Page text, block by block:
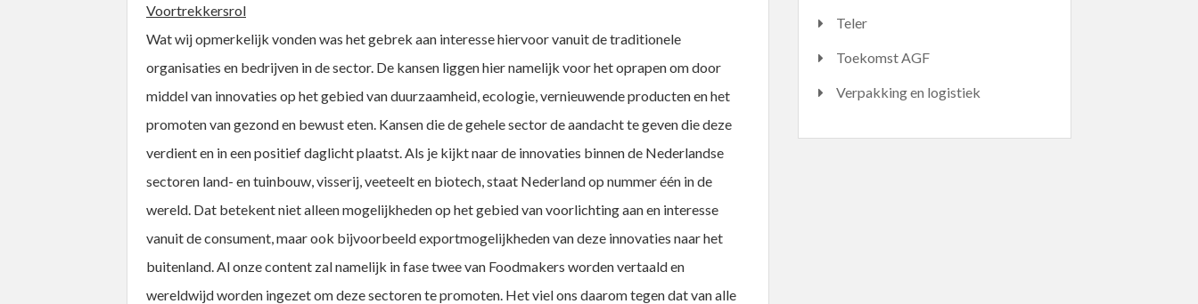
Voortrekkersrol
Wat wij opmerkelijk vonden was het gebrek aan interesse hiervoor vanuit de traditionele
organisaties en bedrijven in de sector. De kansen liggen hier namelijk voor het oprapen om door
middel van innovaties op het gebied van duurzaamheid, ecologie, vernieuwende producten en het
promoten van gezond en bewust eten. Kansen die de gehele sector de aandacht te geven die deze
verdient en in een positief daglicht plaatst. Als je kijkt naar de innovaties binnen de Nederlandse
sectoren land- en tuinbouw, visserij, veeteelt en biotech, staat Nederland op nummer één in de
wereld. Dat betekent niet alleen mogelijkheden op het gebied van voorlichting aan en interesse
vanuit de consument, maar ook bijvoorbeeld exportmogelijkheden van deze innovaties naar het
buitenland. Al onze content zal namelijk in fase twee van Foodmakers worden vertaald en
wereldwijd worden ingezet om deze sectoren te promoten. Het viel ons daarom tegen dat van alle
Teler
Toekomst AGF
Verpakking en logistiek